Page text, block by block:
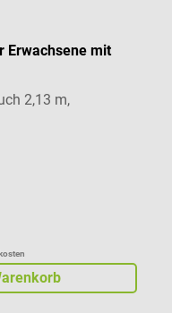
Erwachsene mit
2,13 m,